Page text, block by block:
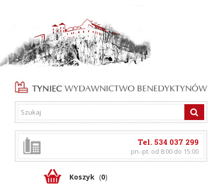
Tel. 534 037 299
pn.-pt. od 8:00 do 15:00
Koszyk (0)